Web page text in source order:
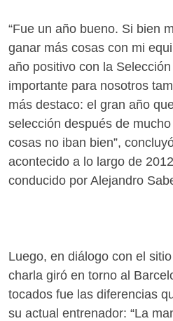
“Fue un año bueno. Si bien
ganar más cosas con mi
año positivo con la
importante para nosotros
más destaco: el gran año
selección después de
cosas no iban bien”,
acontecido a lo largo de
conducido por Alejandro
Luego, en diálogo con el
charla giró en torno al
tocados fue las diferencias
su actual entrenador: “La